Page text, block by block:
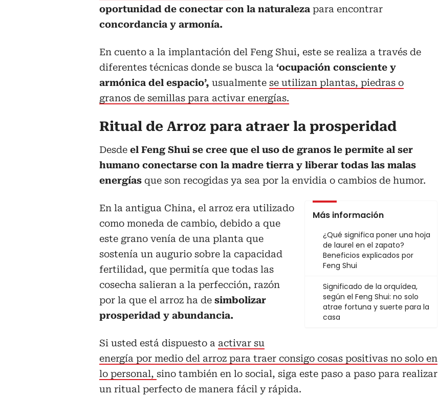
oportunidad de conectar con la naturaleza para encontrar
concordancia y armonía.
En cuento a la implantación del Feng Shui, este se realiza a través de
diferentes técnicas donde se busca la ‘ocupación consciente y
armónica del espacio’, usualmente se utilizan plantas, piedras o
granos de semillas para activar energías.
Ritual de Arroz para atraer la prosperidad
Desde el Feng Shui se cree que el uso de granos le permite al ser
humano conectarse con la madre tierra y liberar todas las malas
energías que son recogidas ya sea por la envidia o cambios de humor.
Más información
¿Qué significa poner una hoja
de laurel en el zapato?
Beneficios explicados por
Feng Shui
Significado de la orquídea,
según el Feng Shui: no solo
atrae fortuna y suerte para la
casa
En la antigua China, el arroz era utilizado
como moneda de cambio, debido a que
este grano venía de una planta que
sostenía un augurio sobre la capacidad
fertilidad, que permitía que todas las
cosecha salieran a la perfección, razón
por la que el arroz ha de simbolizar
prosperidad y abundancia.
Si usted está dispuesto a activar su
energía por medio del arroz para traer consigo cosas positivas no solo en
lo personal, sino también en lo social, siga este paso a paso para realizar
un ritual perfecto de manera fácil y rápida.